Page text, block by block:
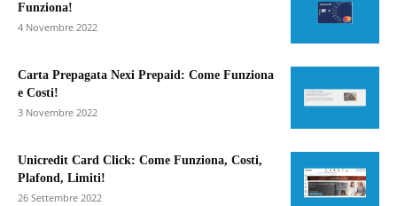
Funziona!
4 Novembre 2022
Carta Prepagata Nexi Prepaid: Come Funziona
e Costi!
3 Novembre 2022
Unicredit Card Click: Come Funziona, Costi,
Plafond, Limiti!
26 Settembre 2022